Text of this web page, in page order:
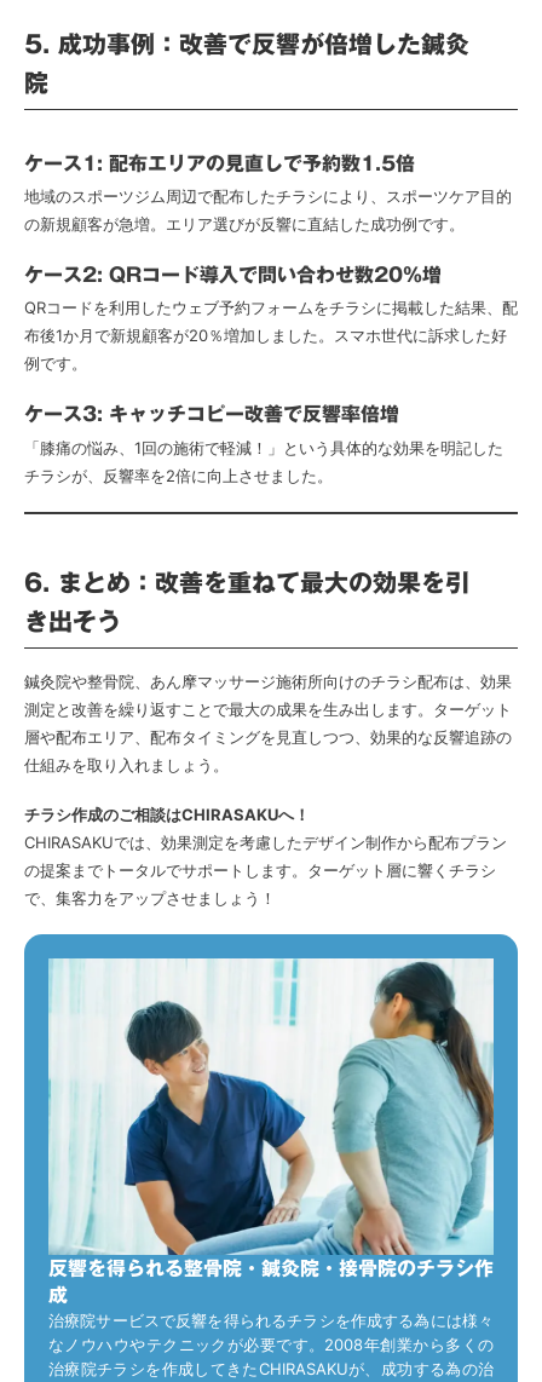
5. 成功事例：改善で反響が倍増した鍼灸
院
ケース1: 配布エリアの見直しで予約数1.5倍
地域のスポーツジム周辺で配布したチラシにより、スポーツケア目的
の新規顧客が急増。エリア選びが反響に直結した成功例です。
ケース2: QRコード導入で問い合わせ数20％増
QRコードを利用したウェブ予約フォームをチラシに掲載した結果、配
布後1か月で新規顧客が20％増加しました。スマホ世代に訴求した好
例です。
ケース3: キャッチコピー改善で反響率倍増
「膝痛の悩み、1回の施術で軽減！」という具体的な効果を明記した
チラシが、反響率を2倍に向上させました。
6. まとめ：改善を重ねて最大の効果を引
き出そう
鍼灸院や整骨院、あん摩マッサージ施術所向けのチラシ配布は、効果
測定と改善を繰り返すことで最大の成果を生み出します。ターゲット
層や配布エリア、配布タイミングを見直しつつ、効果的な反響追跡の
仕組みを取り入れましょう。
チラシ作成のご相談はCHIRASAKUへ！
CHIRASAKUでは、効果測定を考慮したデザイン制作から配布プラン
の提案までトータルでサポートします。ターゲット層に響くチラシ
で、集客力をアップさせましょう！
反響を得られる整骨院・鍼灸院・接骨院のチラシ作
成
治療院サービスで反響を得られるチラシを作成する為には様々
なノウハウやテクニックが必要です。2008年創業から多くの
治療院チラシを作成してきたCHIRASAKUが、成功する為の治